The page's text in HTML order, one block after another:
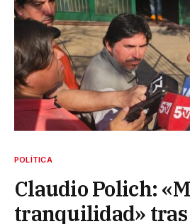
POLÍTICA
Claudio Polich:
tranquilidad»